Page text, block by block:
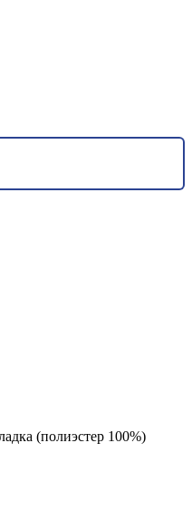
(полиэстер 100%)